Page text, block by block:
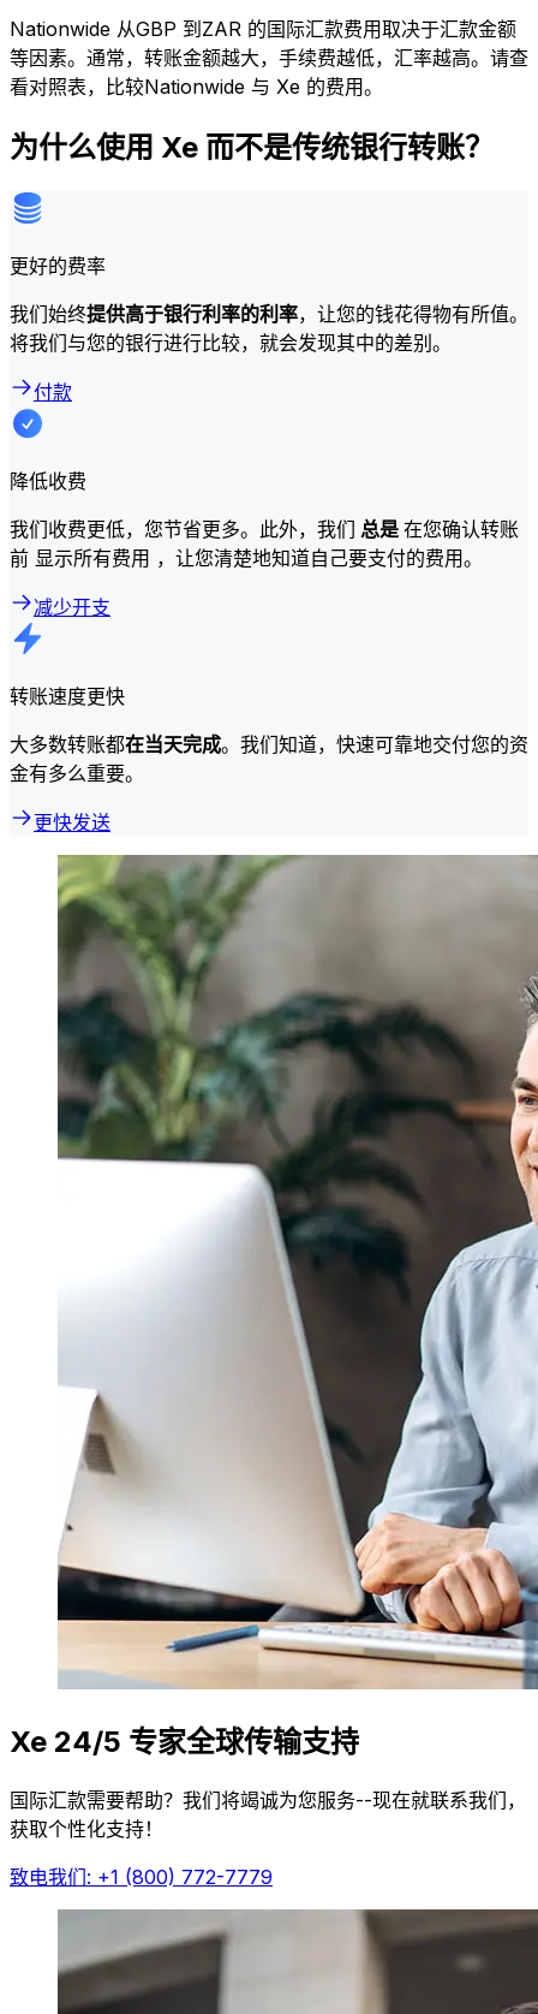
Nationwide 从GBP 到ZAR 的国际汇款费用取决于汇款金额
等因素。通常，转账金额越大，手续费越低，汇率越高。请查
看对照表，比较Nationwide 与 Xe 的费用。
为什么使用 Xe 而不是传统银行转账？
更好的费率
我们始终提供高于银行利率的利率，让您的钱花得物有所值。
将我们与您的银行进行比较，就会发现其中的差别。
付款
降低收费
我们收费更低，您节省更多。此外，我们 总是在您确认转账
前 显示所有费用 ，让您清楚地知道自己要支付的费用。
减少开支
转账速度更快
大多数转账都在当天完成。我们知道，快速可靠地交付您的资
金有多么重要。
更快发送
Xe 24/5 专家全球传输支持
国际汇款需要帮助？我们将竭诚为您服务--现在就联系我们，
获取个性化支持！
致电我们: +1 (800) 772-7779